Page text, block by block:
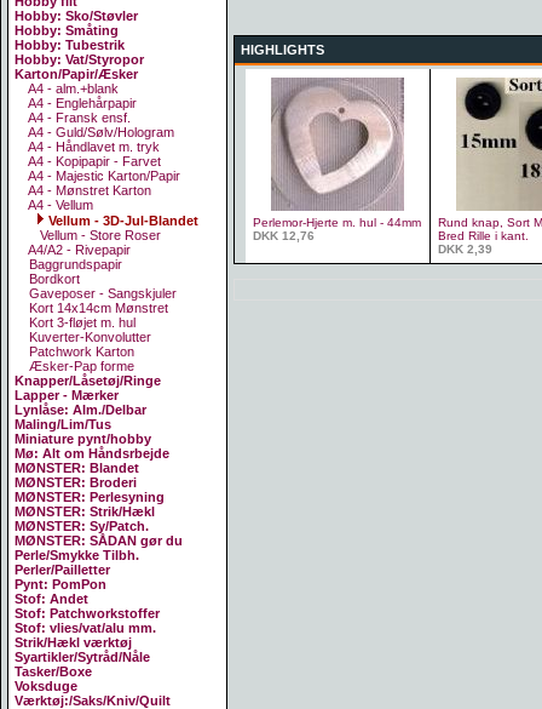
Hobby: Sko/Støvler
Hobby: Småting
Hobby: Tubestrik
Hobby: Vat/Styropor
Karton/Papir/Æsker
A4 - alm.+blank
A4 - Englehårpapir
A4 - Fransk ensf.
A4 - Guld/Sølv/Hologram
A4 - Håndlavet m. tryk
A4 - Kopipapir - Farvet
A4 - Majestic Karton/Papir
A4 - Mønstret Karton
A4 - Vellum
Vellum - 3D-Jul-Blandet
Vellum - Store Roser
A4/A2 - Rivepapir
Baggrundspapir
Bordkort
Gaveposer - Sangskjuler
Kort 14x14cm Mønstret
Kort 3-fløjet m. hul
Kuverter-Konvolutter
Patchwork Karton
Æsker-Pap forme
Knapper/Låsetøj/Ringe
Lapper - Mærker
Lynlåse: Alm./Delbar
Maling/Lim/Tus
Miniature pynt/hobby
Mø: Alt om Håndsrbejde
MØNSTER: Blandet
MØNSTER: Broderi
MØNSTER: Perlesyning
MØNSTER: Strik/Hækl
MØNSTER: Sy/Patch.
MØNSTER: SÅDAN gør du
Perle/Smykke Tilbh.
Perler/Pailletter
Pynt: PomPon
Stof: Andet
Stof: Patchworkstoffer
Stof: vlies/vat/alu mm.
Strik/Hækl værktøj
Syartikler/Sytråd/Nåle
Tasker/Boxe
Voksduge
Værktøj:/Saks/Kniv/Quilt
HIGHLIGHTS
Perlemor-Hjerte m. hul - 44mm
DKK 12,76
Rund knap, Sort
Bred Rille i kant.
DKK 2,39